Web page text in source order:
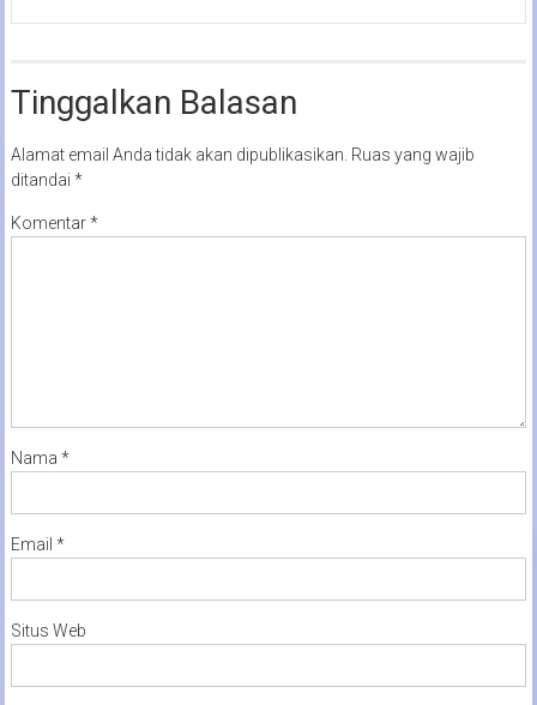
Tinggalkan Balasan
Alamat email Anda tidak akan dipublikasikan. Ruas yang wajib
ditandai *
Komentar*
Nama *
Email *
Situs Web